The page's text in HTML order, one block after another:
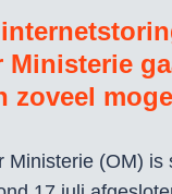
Ministerie
zoveel
Ministerie (OM) is